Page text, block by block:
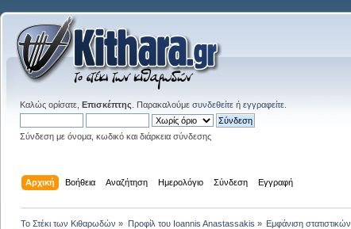
Καλώς ορίσατε, Επισκέπτης . Παρακαλούμε συνδεθείτε ή εγγραφείτε
Σύνδεση με όνομα, κωδικό και διάρκεια σύνδεσης
Αρχική Βοήθεια Αναζήτηση Ημερολόγιο Σύνδεση Εγγραφή
Το Στέκι των Κιθαρωδών » Προφίλ του Ioannis Anastassakis » Εμφάνιση στατιστικών